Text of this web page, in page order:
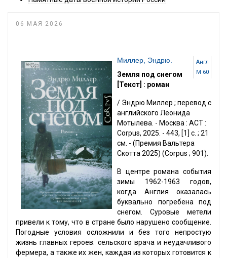
06 МАЯ 2026
Англ
М 60
Миллер, Эндрю.
Земля под снегом
[Текст] : роман
/ Эндрю Миллер ; перевод с
английского Леонида
Мотылева. - Москва : АСТ :
Corpus, 2025. - 443, [1] с. ; 21
cм. - (Премия Вальтера
Скотта 2025) (Corpus ; 901).
В центре романа события
зимы 1962-1963 годов,
когда Англия оказалась
буквально погребена под
снегом. Суровые метели
привели к тому, что в стране было нарушено сообщение.
Погодные условия осложнили и без того непростую
жизнь главных героев: сельского врача и неудачливого
фермера, а также их жен, каждая из которых готовится к